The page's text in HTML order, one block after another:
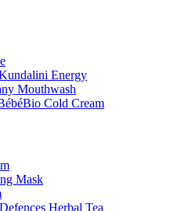
Energy
Mouthwash
Cold Cream
Mask
Herbal Tea